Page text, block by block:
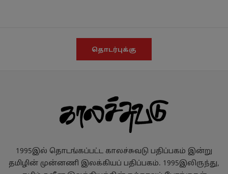
தொடர்புக்கு
1995இல் தொடங்கப்பட்ட காலச்சுவடு பதிப்பகம் இன்று
தமிழின் முன்னணி இலக்கியப் பதிப்பகம். 1995இலிருந்து,